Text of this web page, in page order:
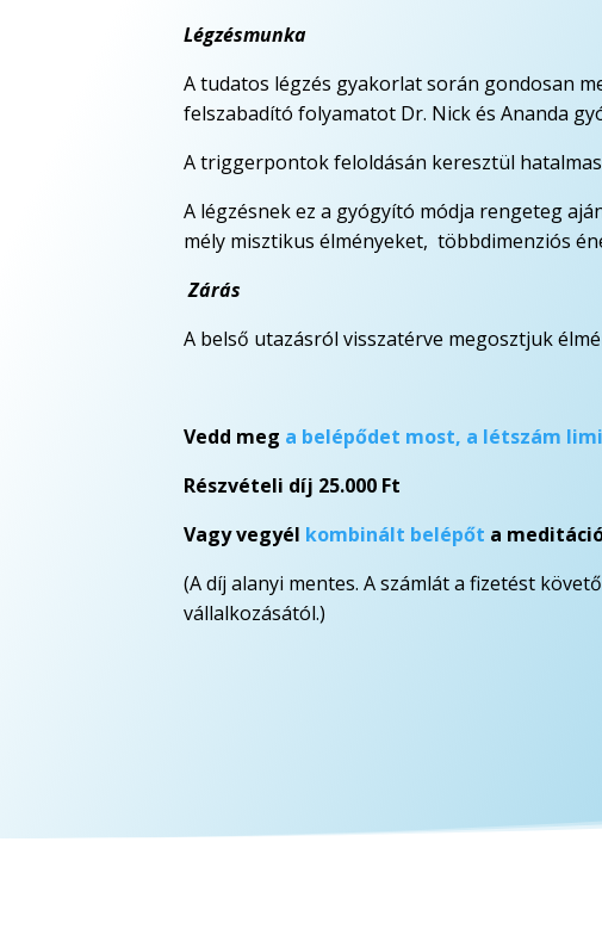
Légzésmunka
A tudatos légzés gyakorlat során gondosan
felszabadító folyamatot Dr. Nick és Ananda
A triggerpontok feloldásán keresztül
A légzésnek ez a gyógyító módja rengeteg
mély misztikus élményeket, többdimenziós
Zárás
A belső utazásról visszatérve megosztjuk
Vedd meg a belépődet most, a létszám
Részvételi díj 25.000 Ft
Vagy vegyél kombinált belépőt a
(A díj alanyi mentes. A számlát a fizetést
vállalkozásától.)